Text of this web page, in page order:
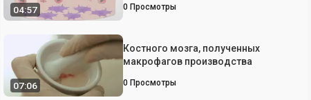
04:57
поглощения апоптотических
0 Просмотры
07:06
Костного мозга, полученных
макрофагов производства
0 Просмотры